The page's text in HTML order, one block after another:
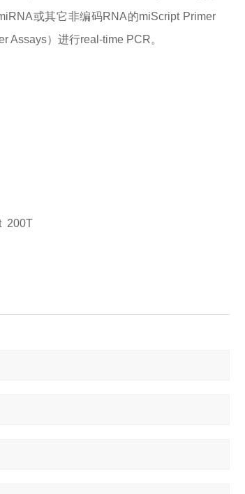
或其它非编码RNA的miScript Primer
Assays）进行real-time PCR。
200T